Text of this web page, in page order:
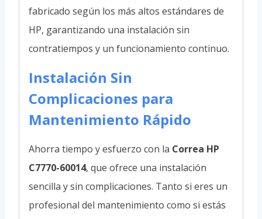
fabricado según los más altos estándares de
HP, garantizando una instalación sin
contratiempos y un funcionamiento continuo.
Instalación Sin
Complicaciones para
Mantenimiento Rápido
Ahorra tiempo y esfuerzo con la Correa HP
C7770-60014, que ofrece una instalación
sencilla y sin complicaciones. Tanto si eres un
profesional del mantenimiento como si estás